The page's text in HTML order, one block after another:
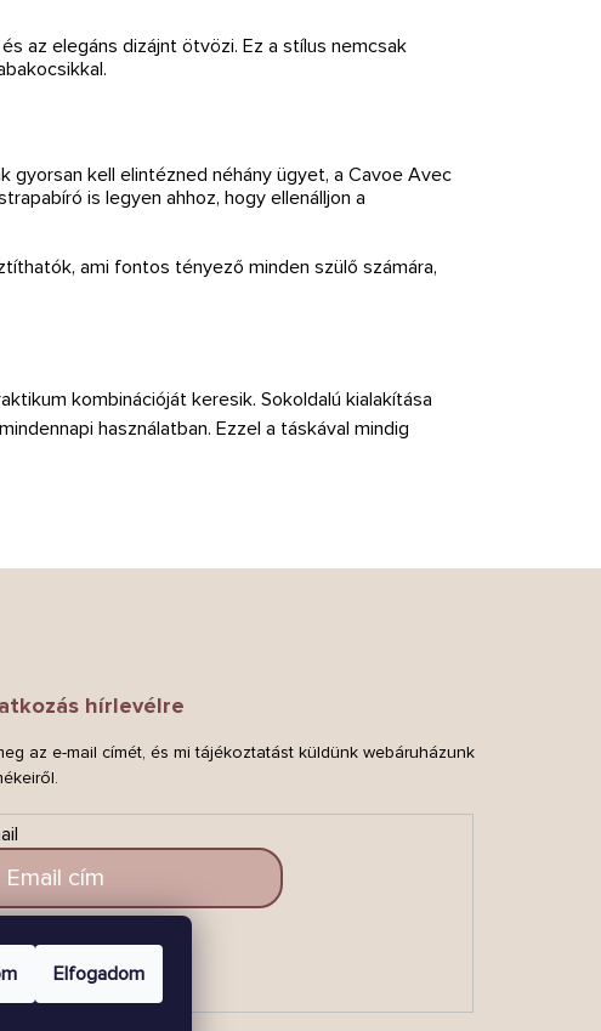
Elfogadom
az elegáns dizájnt ötvözi. Ez a stílus nemcsak
gyorsan kell elintézned néhány ügyet, a Cavoe Avec
is legyen ahhoz, hogy ellenálljon a
ami fontos tényező minden szülő számára,
kombinációját keresik. Sokoldalú kialakítása
használatban. Ezzel a táskával mindig
hírlevélre
az e-mail címét, és mi tájékoztatást küldünk webáruházunk
CSATLAKOZZ
BE!